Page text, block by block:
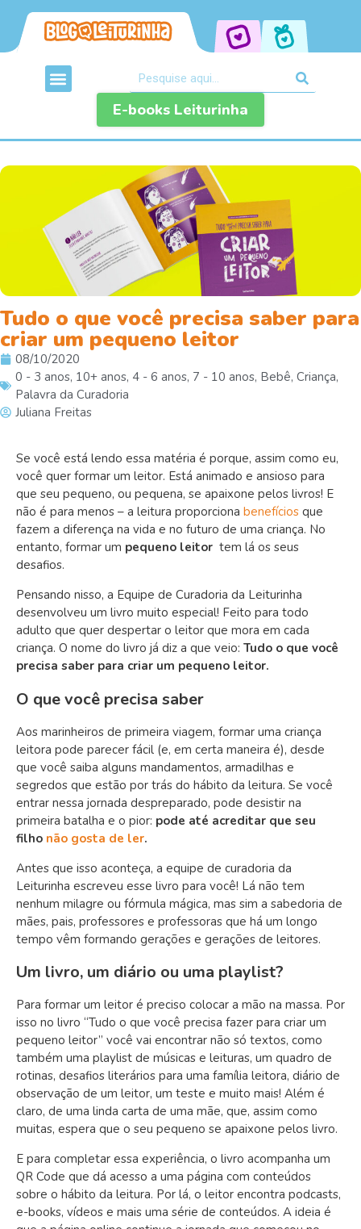
E-books Leiturinha
Tudo o que você precisa saber para
criar um pequeno leitor
08/10/2020
0 - 3 anos, 10+ anos, 4 - 6 anos, 7 - 10 anos, Bebê, Criança,
Palavra da Curadoria
Juliana Freitas
Se você está lendo essa matéria é porque, assim como eu,
você quer formar um leitor. Está animado e ansioso para
que seu pequeno, ou pequena, se apaixone pelos livros! E
não é para menos – a leitura proporciona benefícios que
fazem a diferença na vida e no futuro de uma criança. No
entanto, formar um pequeno leitor tem lá os seus
desafios.
Pensando nisso, a Equipe de Curadoria da Leiturinha
desenvolveu um livro muito especial! Feito para todo
adulto que quer despertar o leitor que mora em cada
criança. O nome do livro já diz a que veio: Tudo o que você
precisa saber para criar um pequeno leitor.
O que você precisa saber
Aos marinheiros de primeira viagem, formar uma criança
leitora pode parecer fácil (e, em certa maneira é), desde
que você saiba alguns mandamentos, armadilhas e
segredos que estão por trás do hábito da leitura. Se você
entrar nessa jornada despreparado, pode desistir na
primeira batalha e o pior: pode até acreditar que seu
filho não gosta de ler.
Antes que isso aconteça, a equipe de curadoria da
Leiturinha escreveu esse livro para você! Lá não tem
nenhum milagre ou fórmula mágica, mas sim a sabedoria de
mães, pais, professores e professoras que há um longo
tempo vêm formando gerações e gerações de leitores.
Um livro, um diário ou uma playlist?
Para formar um leitor é preciso colocar a mão na massa. Por
isso no livro “Tudo o que você precisa fazer para criar um
pequeno leitor” você vai encontrar não só textos, como
também uma playlist de músicas e leituras, um quadro de
rotinas, desafios literários para uma família leitora, diário de
observação de um leitor, um teste e muito mais! Além é
claro, de uma linda carta de uma mãe, que, assim como
muitas, espera que o seu pequeno se apaixone pelos livro.
E para completar essa experiência, o livro acompanha um
QR Code que dá acesso a uma página com conteúdos
sobre o hábito da leitura. Por lá, o leitor encontra podcasts,
e-books, vídeos e mais uma série de conteúdos. A ideia é